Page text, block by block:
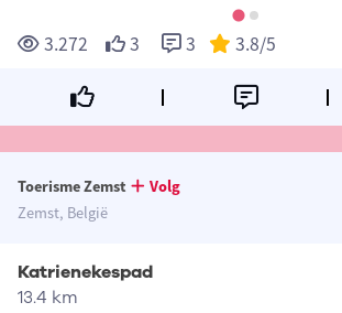
3.272 3 3 3.8/5
Toerisme Zemst
Volg
Zemst, België
Katrienekespad
13.4 km